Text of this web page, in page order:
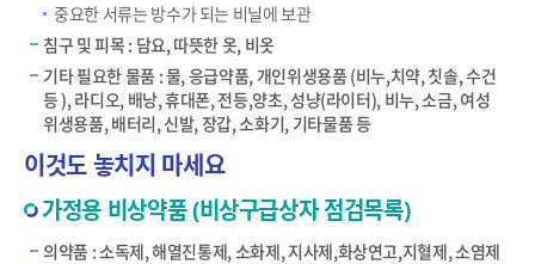
중요한 서류는 방수가 되는 비닐에 보관
침구 및 피목 : 담요, 따뜻한 옷, 비옷
기타 필요한 물품 : 물, 응급약품, 개인위생용품 (비누,치약, 칫솔, 수건
등 ), 라디오, 배낭, 휴대폰, 전등,양초, 성냥(라이터), 비누, 소금, 여성
위생용품, 배터리, 신발, 장갑, 소화기, 기타물품 등
이것도 놓치지 마세요
가정용 비상약품 (비상구급상자 점검목록)
의약품 : 소독제, 해열진통제, 소화제, 지사제,화상연고,지혈제, 소염제